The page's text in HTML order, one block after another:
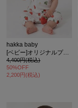
hakka baby
[ベビー]オリジナルプリント半袖2WAYカバーオール
4,400円(税込)
50%OFF
2,200円(税込)